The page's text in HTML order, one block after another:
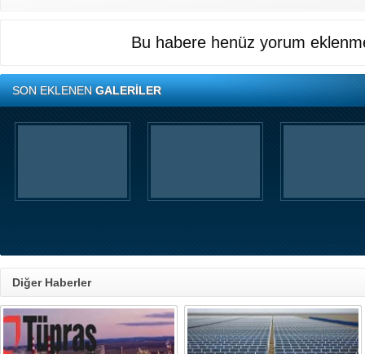
Bu habere henüz yorum
SON EKLENENGALERİLER
Diğer Haberler